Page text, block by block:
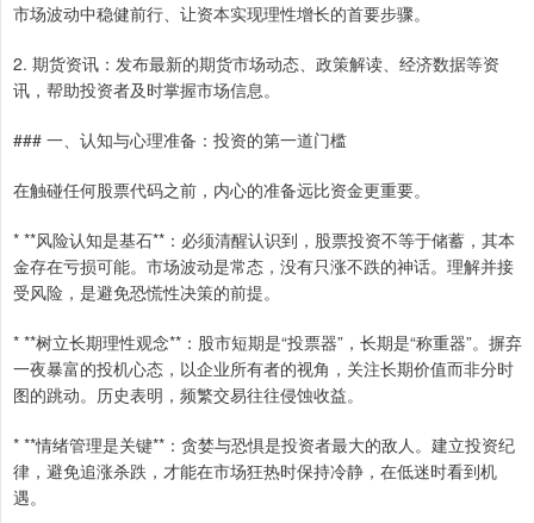
市场波动中稳健前行、让资本实现理性增长的首要步骤。
2. 期货资讯：发布最新的期货市场动态、政策解读、经济数据等资
讯，帮助投资者及时掌握市场信息。
### 一、认知与心理准备：投资的第一道门槛
在触碰任何股票代码之前，内心的准备远比资金更重要。
* **风险认知是基石**：必须清醒认识到，股票投资不等于储蓄，其本
金存在亏损可能。市场波动是常态，没有只涨不跌的神话。理解并接
受风险，是避免恐慌性决策的前提。
* **树立长期理性观念**：股市短期是“投票器”，长期是“称重器”。摒弃
一夜暴富的投机心态，以企业所有者的视角，关注长期价值而非分时
图的跳动。历史表明，频繁交易往往侵蚀收益。
* **情绪管理是关键**：贪婪与恐惧是投资者最大的敌人。建立投资纪
律，避免追涨杀跌，才能在市场狂热时保持冷静，在低迷时看到机
遇。